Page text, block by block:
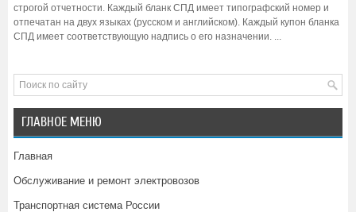
строгой отчетности. Каждый бланк СПД имеет типографский номер и
отпечатан на двух языках (русском и английском). Каждый купон бланка
СПД имеет соответствующую надпись о его назначении. ...
ГЛАВНОЕ МЕНЮ
Главная
Обслуживание и ремонт электровозов
Транспортная система России